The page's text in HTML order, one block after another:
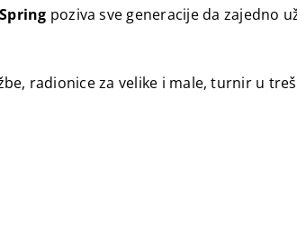
poziva sve generacije da zajedno
radionice za velike i male, turnir u